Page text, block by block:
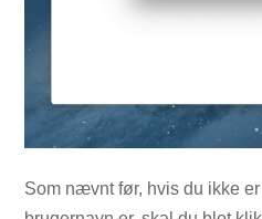
Som nævnt før, hvis du ikke